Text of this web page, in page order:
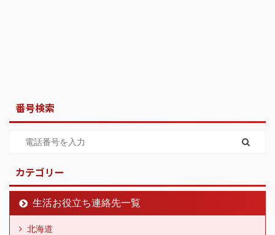
番号検索
カテゴリー
生活お役立ち連絡先一覧
北海道